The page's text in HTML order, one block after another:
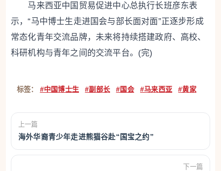
马来西亚中国贸易促进中心总执行长班彦东表
示，“马中博士生走进国会与部长面对面”正逐步形成
常态化青年交流品牌，未来将持续搭建政府、高校、
科研机构与青年之间的交流平台。(完)
标签： #中国博士生 #副部长 #国会 #马来西亚 #黄家
上一篇
海外华裔青少年走进熊猫谷赴“国宝之约”
下一篇